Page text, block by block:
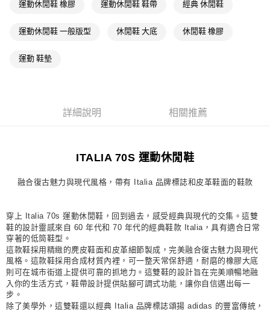
付款後萊爾富取貨
每筆NT$80，滿NT$1,500(含以上)免運費
每筆NT$80，滿NT$1,500(含以上)免運費
運動休閒鞋 橡膠 運動休閒鞋 鞋帶 經典 休閒鞋
運動休閒鞋 一般版型 休閒鞋 大底 休閒鞋 橡膠
運動 鞋墊
詳細說明 相關推薦
ITALIA 70S 運動休閒鞋
融合復古魅力與現代風格，帶有 Italia 品牌標誌和皮革鞋面的鞋款
穿上 Italia 70s 運動休閒鞋，回到過去，感受經典與現代的交集。這雙
鞋的設計靈感來自 60 年代和 70 年代的經典鞋款 Italia，具有適合日常
穿著的低筒鞋型。
這款鞋採用精緻的麂皮鞋面和皮革細節製成，完美融合復古魅力與現代
風格。這款鞋採用合成材質內裡，可一整天常保舒適，耐磨的橡膠大底
則可在城市街道上提供可靠的抓地力。這雙鞋的設計旨在完美順暢地融
入你的生活方式，鞋帶設計提供貼腳可調式功能，讓你自信邁出每一
步。
除了美學外，這雙鞋還以經典 Italia 品牌標誌頌揚 adidas 的豐富傳統，